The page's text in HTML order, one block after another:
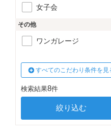
女子会
その他
ワンガレージ
すべてのこだわり条件を見
検索結果8件